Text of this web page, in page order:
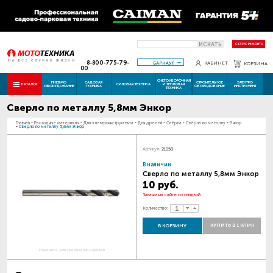
ИСКАТЬ СТАТУС РЕМОНТА
8-800-775-79-
00
БАРНАУЛ КАБИНЕТ КОРЗИНА
КАТАЛОГ ПНЕВМО
ОБОРУДОВАНИЕ
САДОВАЯ
ТЕХНИКА СИЛОВАЯ ТЕХНИКА
СНЕГОУБОРОЧНАЯ
И ТЕПЛОВАЯ
ТЕХНИКА
СТРОИТЕЛЬНОЕ
ОБОРУДОВАНИЕ
ЭЛЕКТРО
ИНСТРУМЕНТ
Сверло по металлу 5,8мм Энкор
Главная - Расходные материалы - Для электроинструмента - Для дрелей - Свёрла - Свёрла по металлу - Энкор
- Сверло по металлу 5,8мм Энкор
Наведите для увеличения картинки
Артикул: 21058
В наличии
Сверло по металлу 5,8мм Энкор
10 руб.
Закажи на сайте со скидкой
Количество:
В КОРЗИНУ КУПИТЬ В 1 КЛИК